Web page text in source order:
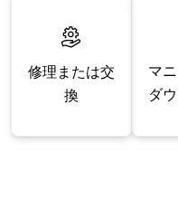
修理または交
換
マ
ダ